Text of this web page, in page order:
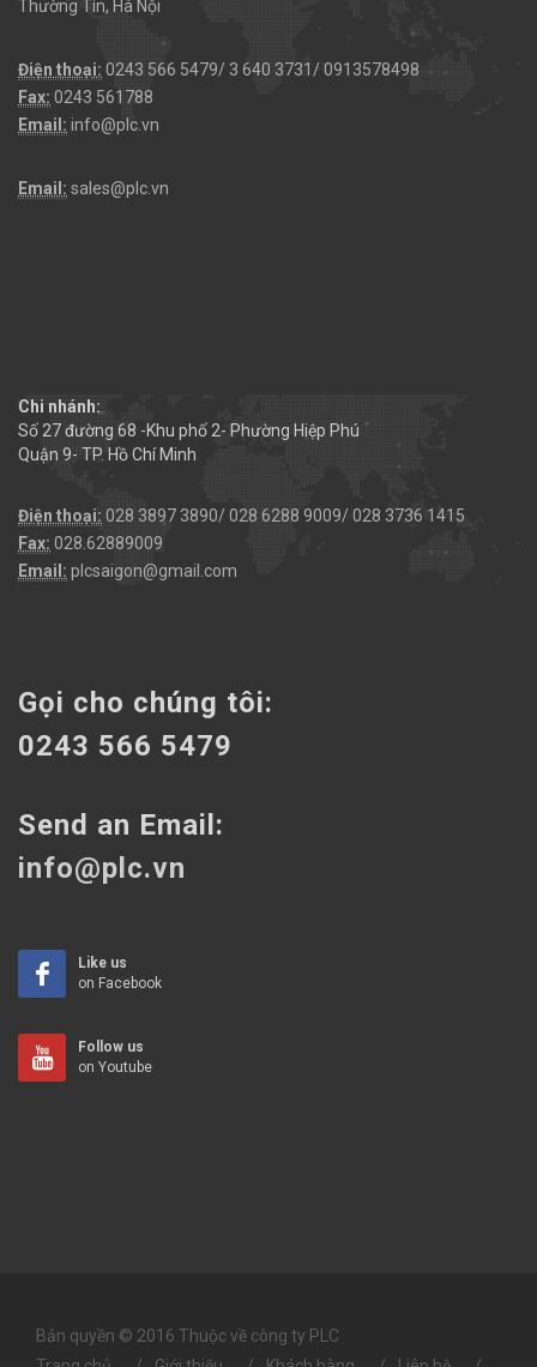
Thường Tín, Hà Nội
Điện thoại: 0243 566 5479/ 3 640 3731/ 0913578498
Fax: 0243 561788
Email: info@plc.vn
Email: sales@plc.vn
Chi nhánh:
Số 27 đường 68 -Khu phố 2- Phường Hiệp Phú
Quận 9- TP. Hồ Chí Minh
Điện thoại: 028 3897 3890/ 028 6288 9009/ 028 3736 1415
Fax: 028.62889009
Email: plcsaigon@gmail.com
Gọi cho chúng tôi:
0243 566 5479
Send an Email:
info@plc.vn
Like us
on Facebook
Follow us
on Youtube
Bản quyền © 2016 Thuộc về công ty PLC